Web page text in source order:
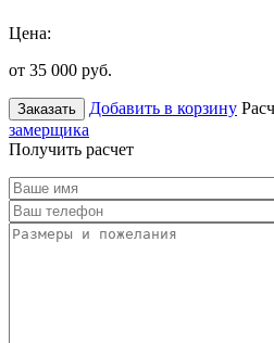
Цена:
от 35 000 руб.
Заказать Добавить в корзину
замерщика
Получить расчет